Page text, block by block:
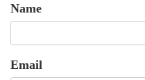
Name
Email